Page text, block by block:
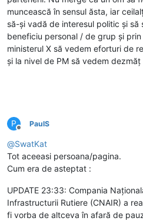
muncească în sensul ăsta, iar
să-și vadă de interesul politic și
beneficiu personal / de grup și
ministerul X să vedem eforturi de
și la nivel de PM să vedem
P
Deconectat
PaulS
@SwatKat
Tot aceeasi persoana/pagina.
Cum era de asteptat :
UPDATE 23:33: Compania
Infrastructurii Rutiere (CNAIR) a
fi vorba de altceva în afară de